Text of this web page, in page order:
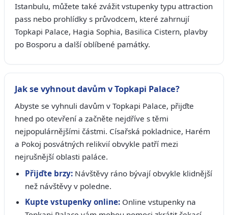
Istanbulu, můžete také zvážit vstupenky typu attraction
pass nebo prohlídky s průvodcem, které zahrnují
Topkapi Palace, Hagia Sophia, Basilica Cistern, plavby
po Bosporu a další oblíbené památky.
Jak se vyhnout davům v Topkapi Palace?
Abyste se vyhnuli davům v Topkapi Palace, přijďte
hned po otevření a začněte nejdříve s těmi
nejpopulárnějšími částmi. Císařská pokladnice, Harém
a Pokoj posvátných relikvií obvykle patří mezi
nejrušnější oblasti paláce.
Přijďte brzy: Návštěvy ráno bývají obvykle klidnější
než návštěvy v poledne.
Kupte vstupenky online: Online vstupenky na